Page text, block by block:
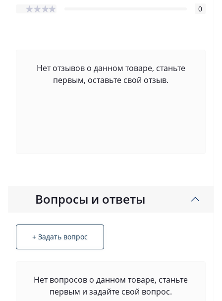
0
Нет отзывов о данном товаре, станьте
первым, оставьте свой отзыв.
Вопросы и ответы
+ Задать вопрос
Нет вопросов о данном товаре, станьте
первым и задайте свой вопрос.